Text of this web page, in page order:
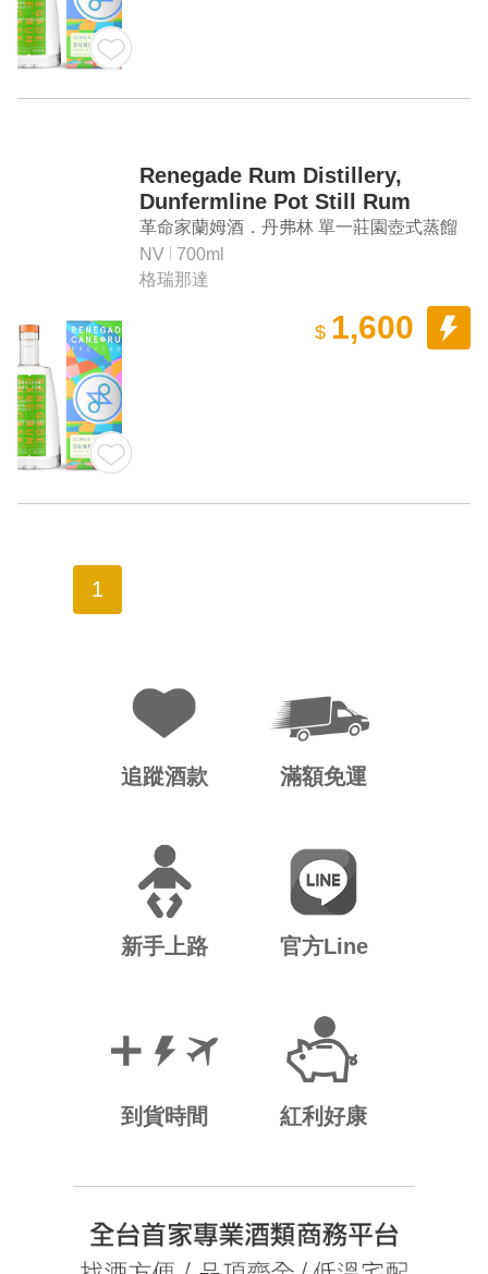
Renegade Rum Distillery,
Dunfermline Pot Still Rum
革命家蘭姆酒．丹弗林 單一莊園壺式蒸餾
蘭姆酒
NV
700ml
格瑞那達
$ 1,600
1
追蹤酒款 滿額免運
新手上路 官方Line
到貨時間 紅利好康